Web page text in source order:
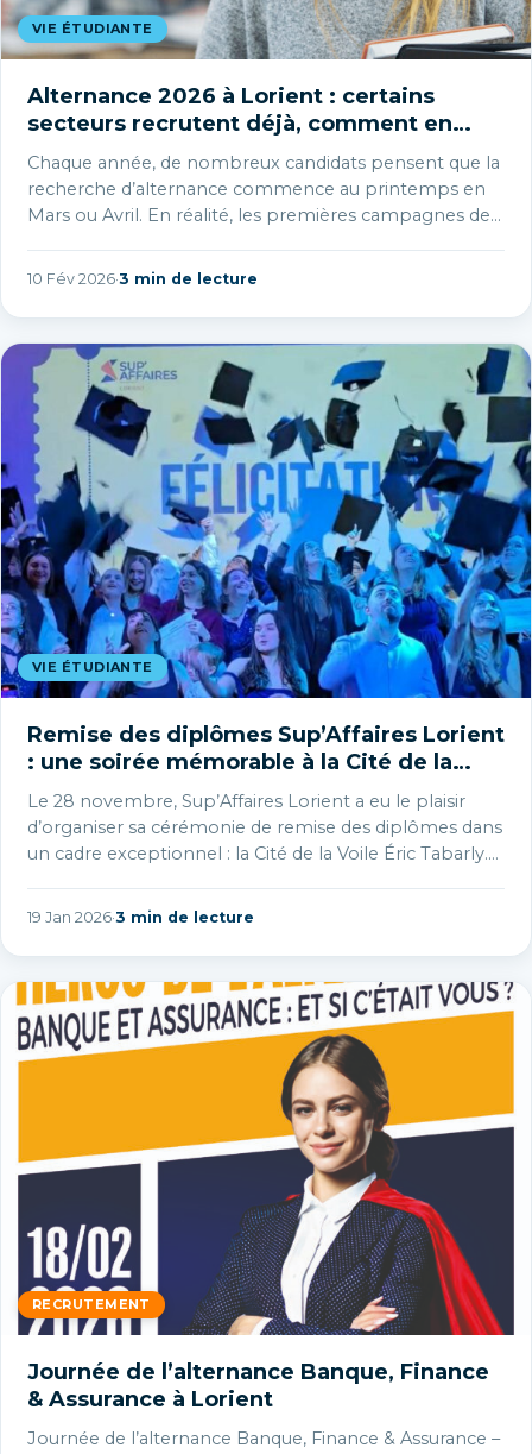
VIE ÉTUDIANTE
Alternance 2026 à Lorient : certains
secteurs recrutent déjà, comment en
profiter ?
Chaque année, de nombreux candidats pensent que la
recherche d’alternance commence au printemps en
Mars ou Avril. En réalité, les premières campagnes de
10 Fév 2026·3 min de lecture
VIE ÉTUDIANTE
Remise des diplômes Sup’Affaires Lorient
: une soirée mémorable à la Cité de la
Voile
Le 28 novembre, Sup’Affaires Lorient a eu le plaisir
d’organiser sa cérémonie de remise des diplômes dans
un cadre exceptionnel : la Cité de la Voile Éric Tabarly.…
19 Jan 2026·3 min de lecture
RECRUTEMENT
Journée de l’alternance Banque, Finance
& Assurance à Lorient
Journée de l’alternance Banque, Finance & Assurance –